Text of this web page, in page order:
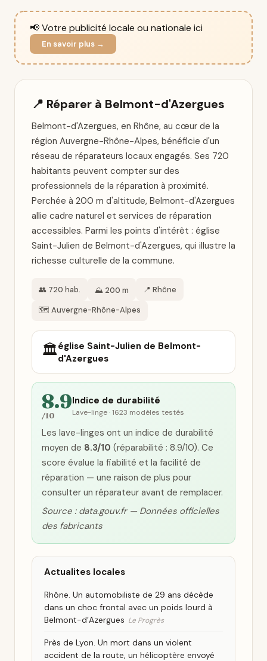
📢 Votre publicité locale ou nationale ici
En savoir plus →
📍 Réparer à Belmont-d'Azergues
Belmont-d'Azergues, en Rhône, au cœur de la
région Auvergne-Rhône-Alpes, bénéficie d'un
réseau de réparateurs locaux engagés. Ses 720
habitants peuvent compter sur des
professionnels de la réparation à proximité.
Perchée à 200 m d'altitude, Belmont-d'Azergues
allie cadre naturel et services de réparation
accessibles. Parmi les points d'intérêt : église
Saint-Julien de Belmont-d'Azergues, qui illustre la
richesse culturelle de la commune.
👥 720 hab. ⛰️ 200 m 📍 Rhône
🗺️ Auvergne-Rhône-Alpes
🏛️église Saint-Julien de Belmont-
d'Azergues
8.9
/10
Indice de durabilité
Lave-linge · 1623 modèles testés
Les lave-linges ont un indice de durabilité
moyen de 8.3/10 (réparabilité : 8.9/10). Ce
score évalue la fiabilité et la facilité de
réparation — une raison de plus pour
consulter un réparateur avant de remplacer.
Source : data.gouv.fr — Données officielles
des fabricants
Actualites locales
Rhône. Un automobiliste de 29 ans décède
dans un choc frontal avec un poids lourd à
Belmont-d’Azergues Le Progrès
Près de Lyon. Un mort dans un violent
accident de la route, un hélicoptère envoyé